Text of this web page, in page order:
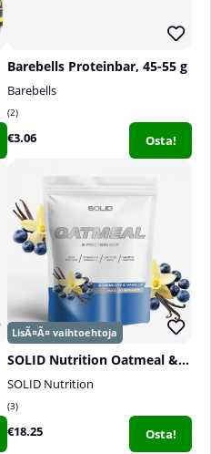
Barebells Proteinbar, 45-55 g
Barebells
2
€3.06 Osta!
SOLID Nutrition Oatmeal & Protein Mix, 750 g
SOLID Nutrition
3
€18.25 Osta!